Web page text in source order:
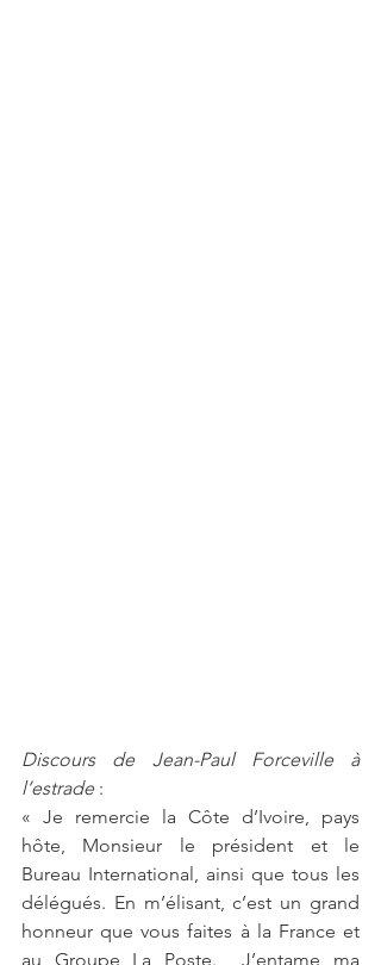
Discours de Jean-Paul Forceville à
l’estrade :
« Je remercie la Côte d’Ivoire, pays
hôte, Monsieur le président et le
Bureau International, ainsi que tous les
délégués. En m’élisant, c’est un grand
honneur que vous faites à la France et
au Groupe La Poste.  J’entame ma